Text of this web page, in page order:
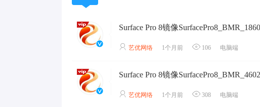
艺优网络 1个月前 106 电脑端
艺优网络 1个月前 308 电脑端